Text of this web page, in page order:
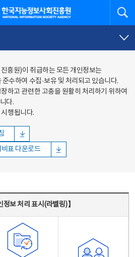
보사회진흥원
흥원)이 취급하는 모든 개인정보는
수하여 수집·보유 및 처리되고 있습니다.
하고 관련한 고충을 원활히 처리하기 위하여
다.
행됩니다.
비표 다운로드
정보 처리 표시(라벨링)】